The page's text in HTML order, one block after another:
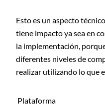
Esto es un aspecto
tiene impacto ya sea en
la implementación,
diferentes niveles de
realizar utilizando lo que
Plataforma